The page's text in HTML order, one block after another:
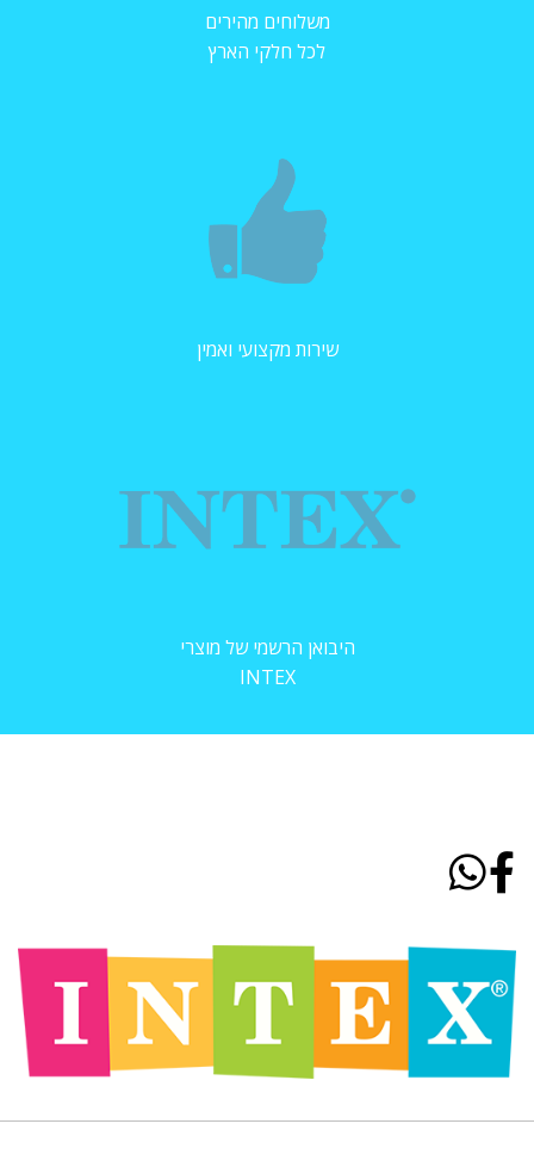
משלוחים מהירים
לכל חלקי הארץ
שירות מקצועי ואמין
היבואן הרשמי של מוצרי
INTEX